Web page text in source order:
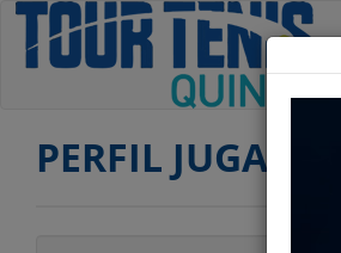
PERFIL JUGADOR